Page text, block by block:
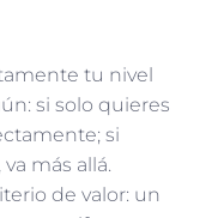
tu nivel
si solo quieres
si
más allá.
de valor: un